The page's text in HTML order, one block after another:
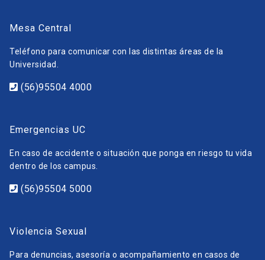
Mesa Central
Teléfono para comunicar con las distintas áreas de la
Universidad.
(56)95504 4000
Emergencias UC
En caso de accidente o situación que ponga en riesgo tu vida
dentro de los campus.
(56)95504 5000
Violencia Sexual
Para denuncias, asesoría o acompañamiento en casos de